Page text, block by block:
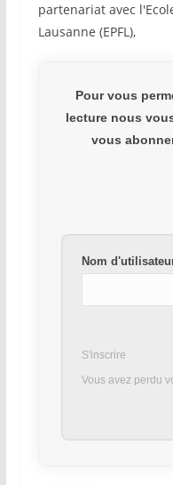
partenariat avec
Lausanne (EPFL),
Pour vous
lecture nous
vous
Nom
S'inscrire
Vous avez perdu